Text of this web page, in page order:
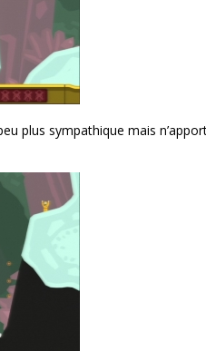
plus sympathique mais